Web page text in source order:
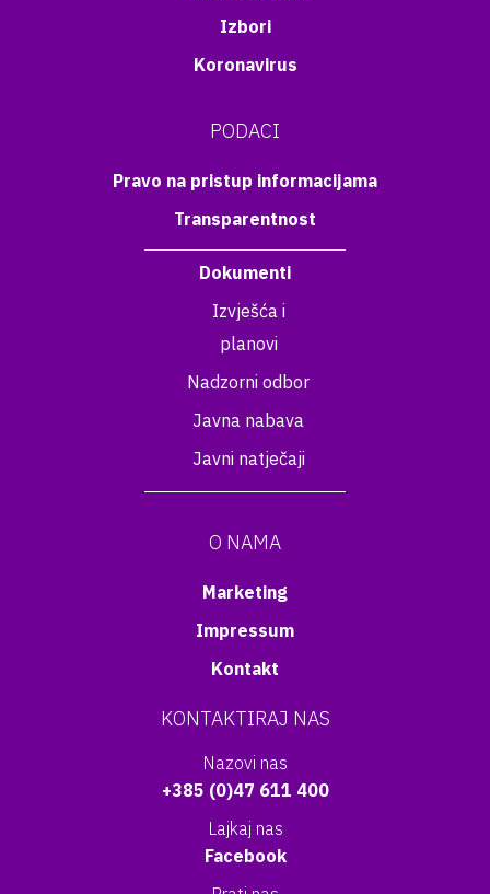
Izbori
Koronavirus
PODACI
Pravo na pristup informacijama
Transparentnost
Dokumenti
Izvješća i
planovi
Nadzorni odbor
Javna nabava
Javni natječaji
O NAMA
Marketing
Impressum
Kontakt
KONTAKTIRAJ NAS
Nazovi nas
+385 (0)47 611 400
Lajkaj nas
Facebook